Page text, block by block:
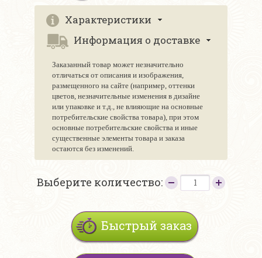
Характеристики
Информация о доставке
Заказанный товар может незначительно
отличаться от описания и изображения,
размещенного на сайте (например, оттенки
цветов, незначительные изменения в дизайне
или упаковке и т.д., не влияющие на основные
потребительские свойства товара), при этом
основные потребительские свойства и иные
существенные элементы товара и заказа
остаются без изменений.
Выберите количество:
Быстрый заказ